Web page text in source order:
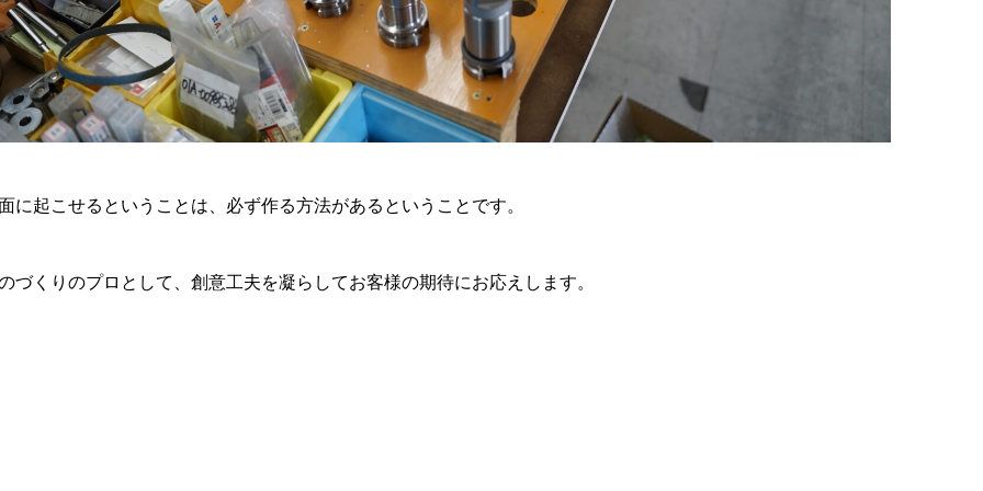
に起こせるということは、必ず作る方法があるということです。
づくりのプロとして、創意工夫を凝らしてお客様の期待にお応えします。